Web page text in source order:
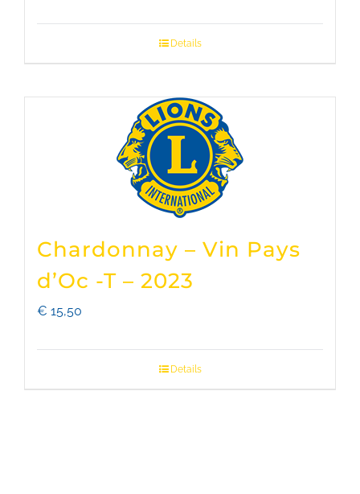
Details
Chardonnay – Vin Pays
d’Oc -T – 2023
€ 15,50
Details